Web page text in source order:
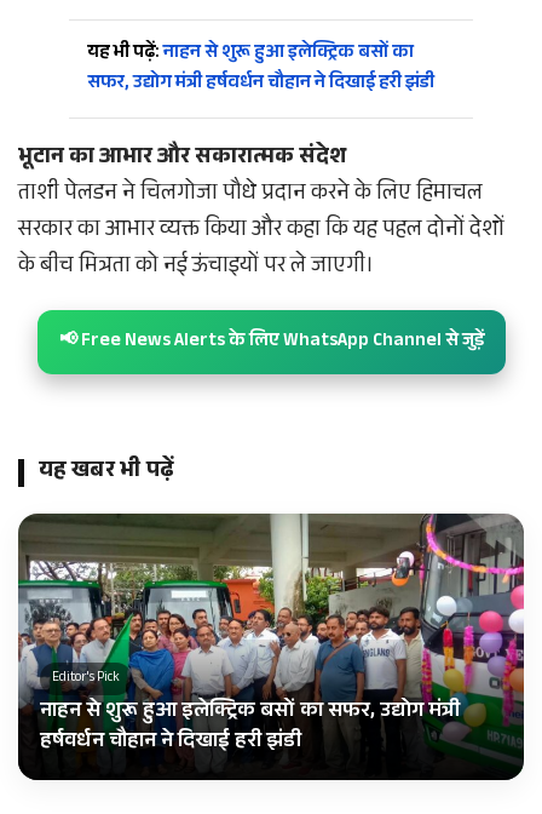
यह भी पढ़ें:नाहन से शुरू हुआ इलेक्ट्रिक बसों का
सफर, उद्योग मंत्री हर्षवर्धन चौहान ने दिखाई हरी झंडी
भूटान का आभार और सकारात्मक संदेश
ताशी पेलडन ने चिलगोजा पौधे प्रदान करने के लिए हिमाचल
सरकार का आभार व्यक्त किया और कहा कि यह पहल दोनों देशों
के बीच मित्रता को नई ऊंचाइयों पर ले जाएगी।
📢 Free News Alerts के लिए WhatsApp Channel से जुड़ें
यह खबर भी पढ़ें
Editor's Pick
नाहन से शुरू हुआ इलेक्ट्रिक बसों का सफर, उद्योग मंत्री
हर्षवर्धन चौहान ने दिखाई हरी झंडी